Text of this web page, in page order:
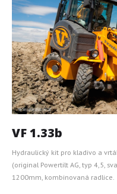
VF 1.33b
Hydraulický kit pro kladivo a
(original Powertilt AG, typ 4,5,
1200mm, kombinovaná radlice.